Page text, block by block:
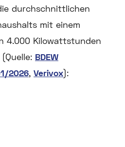
durchschnittlichen
mit einem
4.000 Kilowattstunden
BDEW
2026, Verivox):